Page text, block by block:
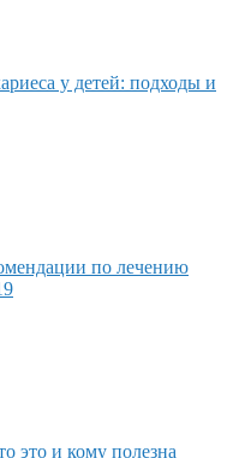
у детей: подходы и
по лечению
это и кому полезна